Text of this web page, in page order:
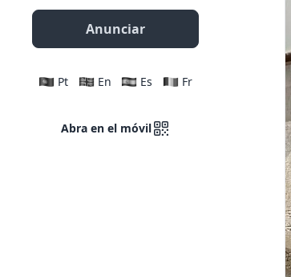
Anunciar
Pt En Es Fr
Abra en el móvil